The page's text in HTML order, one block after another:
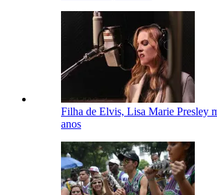
Filha de Elvis, Lisa Marie Presley
anos